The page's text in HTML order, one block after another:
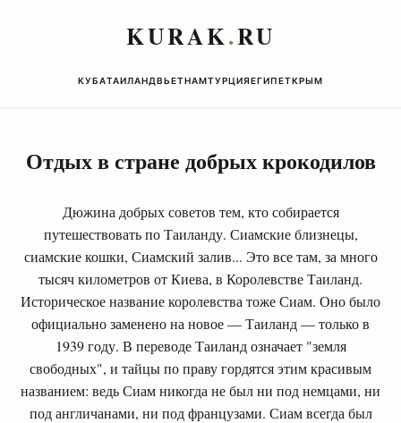
KURAK.RU
КУБАТАИЛАНДВЬЕТНАМТУРЦИЯЕГИПЕТКРЫМ
Отдых в стране добрых крокодилов
Дюжина добрых советов тем, кто собирается
путешествовать по Таиланду. Сиамские близнецы,
сиамские кошки, Сиамский залив... Это все там, за много
тысяч километров от Киева, в Королевстве Таиланд.
Историческое название королевства тоже Сиам. Оно было
официально заменено на новое — Таиланд — только в
1939 году. В переводе Таиланд означает "земля
свободных", и тайцы по праву гордятся этим красивым
названием: ведь Сиам никогда не был ни под немцами, ни
под англичанами, ни под французами. Сиам всегда был